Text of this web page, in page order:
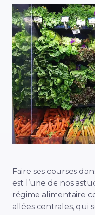
Faire ses courses
est l’une de nos
régime alimentaire
allées centrales, qui